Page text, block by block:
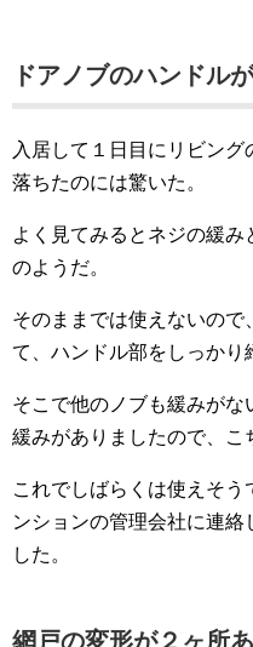
ドアノブのハンドル
入居して１日目にリビン
落ちたのには驚いた。
よく見てみるとネジの緩
のようだ。
そのままでは使えないので
て、ハンドル部をしっかり
そこで他のノブも緩みが
緩みがありましたので、こ
これでしばらくは使えそ
ンションの管理会社に連絡
した。
網戸の変形が２ヶ所